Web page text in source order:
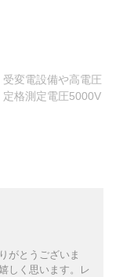
変電設備や高電圧
格測定電圧5000V
がとうございま
しく思います。レ